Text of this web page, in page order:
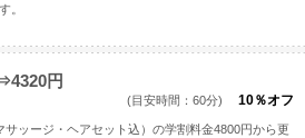
。
円
(目安時間：60分) 10％オフ
ッージ・ヘアセット込）の学割料金4800円から更